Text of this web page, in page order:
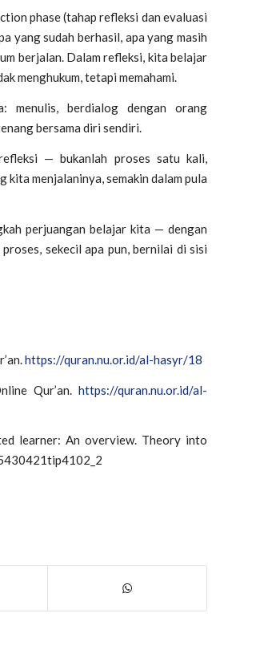
phase(tahap refleksi dan evaluasi
yang sudah berhasil, apa yang masih
berjalan. Dalam refleksi, kita belajar
menghukum, tetapi memahami.
menulis, berdialog dengan orang
bersama diri sendiri.
— bukanlah proses satu kali,
kita menjalaninya, semakin dalam pula
perjuangan belajar kita — dengan
sekecil apa pun, bernilai di sisi
https://quran.nu.or.id/al-hasyr/18
Qur’an. https://quran.nu.or.id/al-
learner: An overview. Theory into